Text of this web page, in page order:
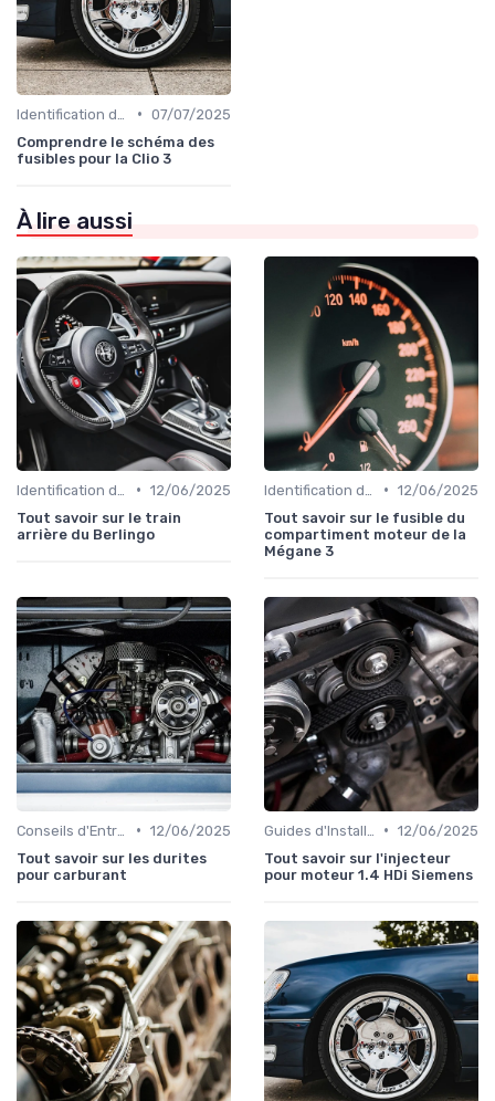
• 07/07/2025
Comprendre le schéma des
fusibles pour la Clio 3
À lire aussi
• 12/06/2025
Tout savoir sur le train
arrière du Berlingo
• 12/06/2025
Tout savoir sur le fusible du
compartiment moteur de la
Mégane 3
• 12/06/2025
Tout savoir sur les durites
pour carburant
• 12/06/2025
Tout savoir sur l'injecteur
pour moteur 1.4 HDi Siemens